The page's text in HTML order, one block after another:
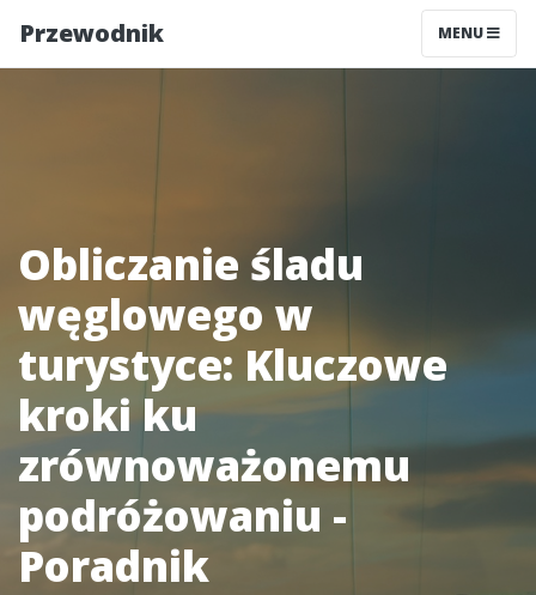
Przewodnik MENU
Obliczanie śladu
węglowego w
turystyce: Kluczowe
kroki ku
zrównoważonemu
podróżowaniu -
Poradnik